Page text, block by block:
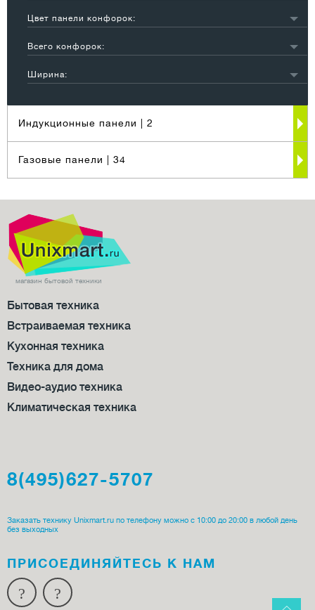
стеклокерамика
3
Цвет панели конфорок:
черный
4
Всего конфорок:
Ширина:
Индукционные панели | 2
Газовые панели | 34
магазин бытовой техники
Бытовая техника
Встраиваемая техника
Кухонная техника
Техника для дома
Видео-аудио техника
Климатическая техника
8(495)627-5707
Заказать технику Unixmart.ru по телефону можно с 10:00 до 20:00 в любой день
без выходных
ПРИСОЕДИ­НЯЙТЕСЬ К НАМ